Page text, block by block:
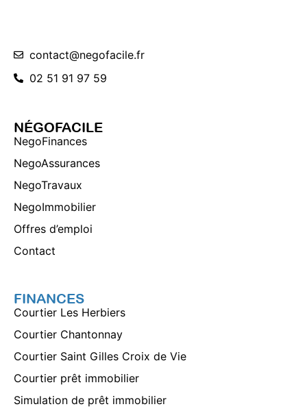
contact@negofacile.fr
02 51 91 97 59
NÉGOFACILE
NegoFinances
NegoAssurances
NegoTravaux
NegoImmobilier
Offres d’emploi
Contact
FINANCES
Courtier Les Herbiers
Courtier Chantonnay
Courtier Saint Gilles Croix de Vie
Courtier prêt immobilier
Simulation de prêt immobilier